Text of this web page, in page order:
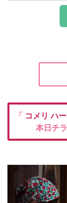
「 コメリハ
本日チ